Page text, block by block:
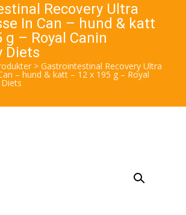
Recovery Ultra
In Can – hund & katt
g – Royal Canin
Diets
> Gastrointestinal Recovery Ultra
– hund & katt – 12 x 195 g – Royal